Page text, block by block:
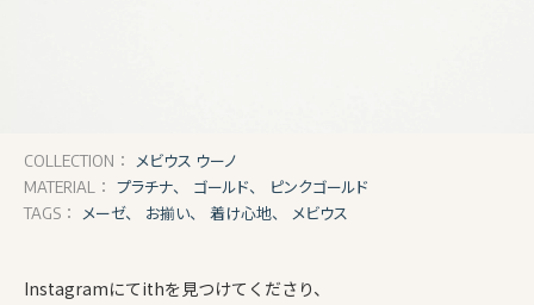
COLLECTION： メビウス ウーノ
MATERIAL： プラチナ、 ゴールド、 ピンクゴールド
TAGS： メーゼ、 お揃い、 着け心地、 メビウス
Instagramにてithを見つけてくださり、